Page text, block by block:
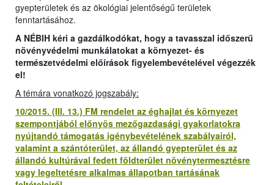
gyepterületek és az ökológiai jelentőségű területek
fenntartásához.
A NÉBIH kéri a gazdálkodókat, hogy a tavasszal időszerű
növényvédelmi munkálatokat a környezet- és
természetvédelmi előírások figyelembevételével végezzék
el!
A témára vonatkozó jogszabály:
10/2015. (III. 13.) FM rendelet az éghajlat és környezet
szempontjából előnyös mezőgazdasági gyakorlatokra
nyújtandó támogatás igénybevételének szabályairól,
valamint a szántóterület, az állandó gyepterület és az
állandó kultúrával fedett földterület növénytermesztésre
vagy legeltetésre alkalmas állapotban tartásának